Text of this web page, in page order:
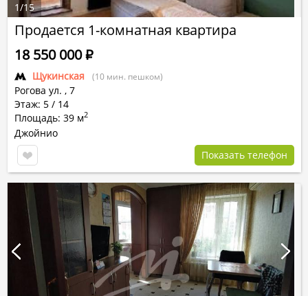
Продается 1-комнатная квартира
Щукинская (10 мин. пешком)
Рогова ул. , 7
Этаж: 5 / 14
Площадь: 39 м2
18 550 000Р
Джойнио
Показать телефон
1/15